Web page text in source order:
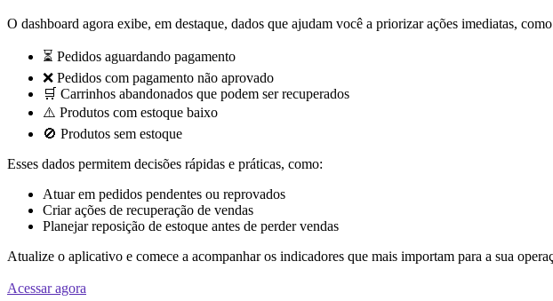
O dashboard agora exibe, em destaque, dados que ajudam você a priorizar ações imediatas,
⏳ Pedidos aguardando pagamento
❌ Pedidos com pagamento não aprovado
🛒 Carrinhos abandonados que podem ser recuperados
⚠️ Produtos com estoque baixo
🚫 Produtos sem estoque
Esses dados permitem decisões rápidas e práticas, como:
Atuar em pedidos pendentes ou reprovados
Criar ações de recuperação de vendas
Planejar reposição de estoque antes de perder vendas
Atualize o aplicativo e comece a acompanhar os indicadores que mais importam para a sua
Acessar agora